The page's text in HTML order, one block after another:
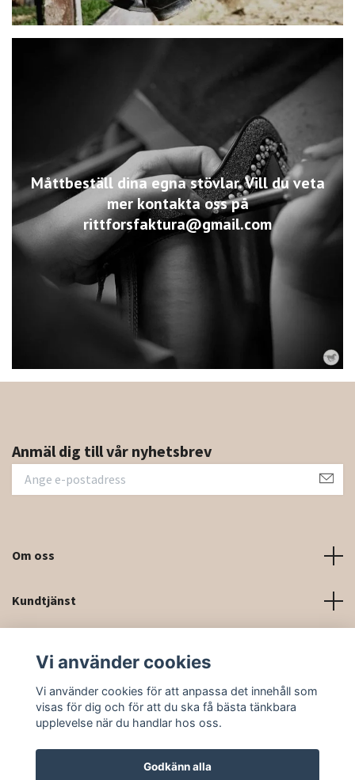
Måttbeställ dina egna stövlar. Vill du veta
mer kontakta oss på
rittforsfaktura@gmail.com
Anmäl dig till vår nyhetsbrev
Om oss
Kundtjänst
Sociala medier
Vi använder cookies
Vi använder cookies för att anpassa det innehåll som
visas för dig och för att du ska få bästa tänkbara
upplevelse när du handlar hos oss.
Godkänn alla